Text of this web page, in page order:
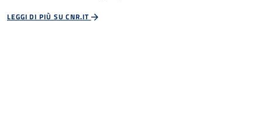
LEGGI DI PIÙ SU CNR.IT